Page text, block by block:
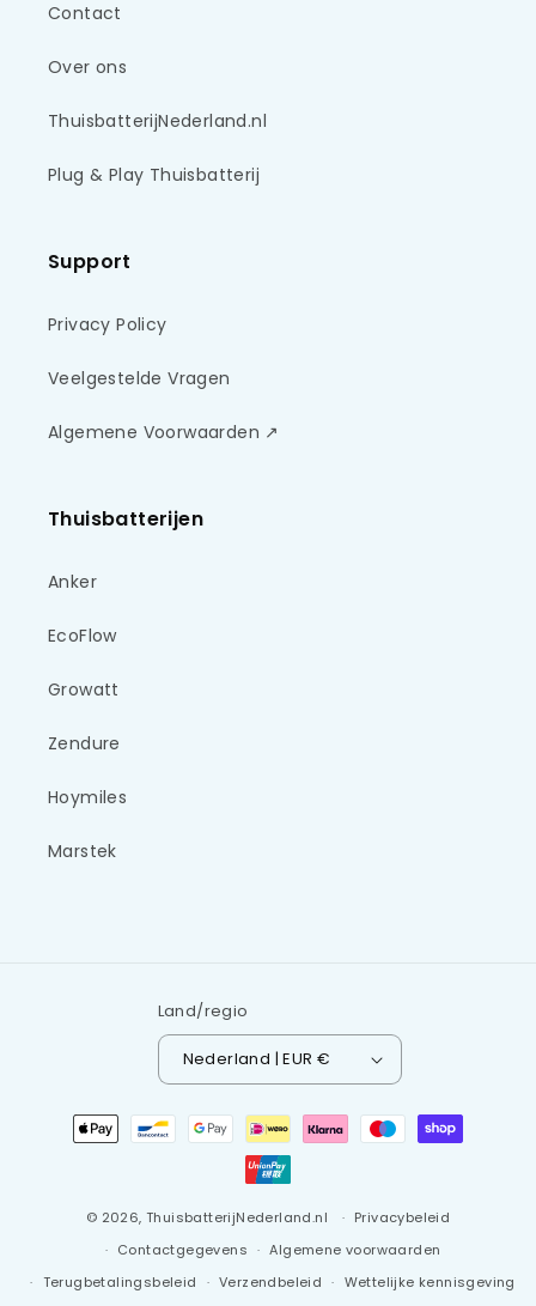
Contact
Over ons
ThuisbatterijNederland.nl
Plug & Play Thuisbatterij
Support
Privacy Policy
Veelgestelde Vragen
Algemene Voorwaarden ↗
Thuisbatterijen
Anker
EcoFlow
Growatt
Zendure
Hoymiles
Marstek
Land/regio
Nederland | EUR €
Betaalmethoden
© 2026,ThuisbatterijNederland.nl
Privacybeleid
Contactgegevens
Algemene voorwaarden
Terugbetalingsbeleid
Verzendbeleid Wettelijke kennisgeving